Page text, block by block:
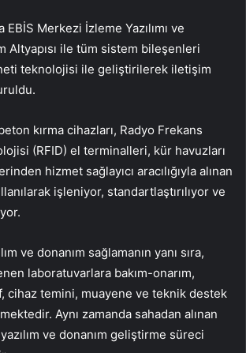
EBİS Merkezi İzleme Yazılımı ve
Altyapısı ile tüm sistem bileşenleri
teknolojisi ile geliştirilerek iletişim
kırma cihazları, Radyo Frekans
(RFID) el terminalleri, kür havuzları
hizmet sağlayıcı aracılığıyla alınan
işleniyor, standartlaştırılıyor ve
ve donanım sağlamanın yanı sıra,
laboratuvarlara bakım-onarım,
cihaz temini, muayene ve teknik destek
Aynı zamanda sahadan alınan
ve donanım geliştirme süreci